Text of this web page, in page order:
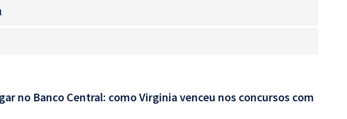
no Banco Central: como Virginia venceu nos concursos com